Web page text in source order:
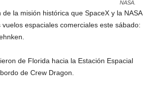
NASA.
la misión histórica que SpaceX y la NASA
espaciales comerciales este sábado:
de Florida hacia la Estación Espacial
de Crew Dragon.